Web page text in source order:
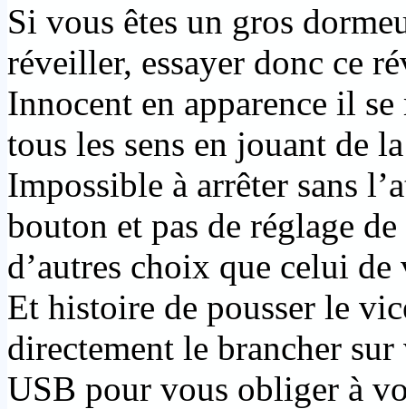
Si vous êtes un gros
réveiller, essayer donc ce
Innocent en apparence il
tous les sens en jouant de
Impossible à arrêter sans
bouton et pas de réglage
d’autres choix que celui de
Et histoire de pousser le
directement le brancher
USB pour vous obliger à